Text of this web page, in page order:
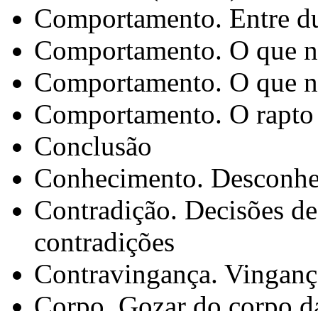
Comportamento. Entre
Comportamento. O que
Comportamento. O que
Comportamento. O
Conclusão
Conhecimento.
Contradição. Decisões
contradições
Contravingança.